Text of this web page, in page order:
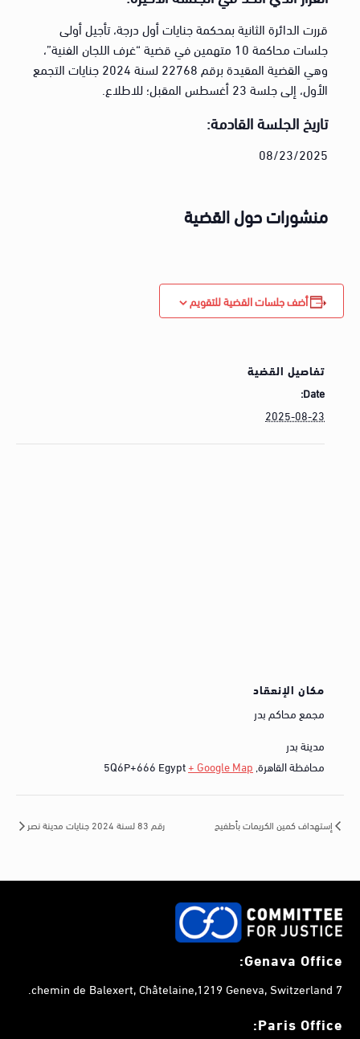
قررت الدائرة الثانية بمحكمة جنايات أول درجة، تأجيل أولى
جلسات محاكمة 10 متهمين في قضية “غرف اللجان الفنية”،
وهي القضية المقيدة برقم 22768 لسنة 2024 جنايات التجمع
الأول، إلى جلسة 23 أغسطس المقبل؛ للاطلاع.
تاريخ الجلسة القادمة:
08/23/2025
منشورات حول القضية
أضف جلسات القضية للتقويم
تفاصيل القضية
Date:
2025-08-23
مكان الإنعقاد
مجمع محاكم بدر
مدينة بدر
محافظة القاهرة,
5Q6P+666 Egypt+ Google Map
إستهداف كمين الكريمات بأطفيح رقم 83 لسنة 2024 جنايات مدينة نصر
Genava Office:
7 chemin de Balexert, Châtelaine,1219 Geneva, Switzerland.
Paris Office: